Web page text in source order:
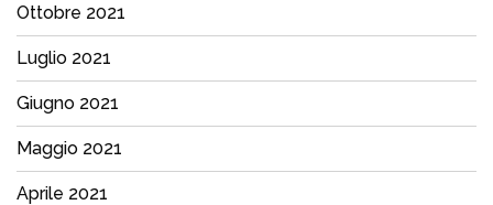
Ottobre 2021
Luglio 2021
Giugno 2021
Maggio 2021
Aprile 2021